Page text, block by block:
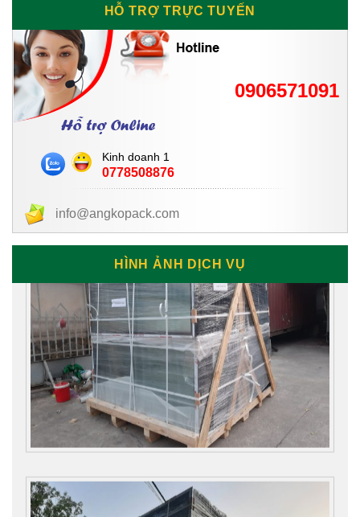
HỖ TRỢ TRỰC TUYẾN
0906571091
Kinh doanh 1
0778508876
info@angkopack.com
HÌNH ẢNH DỊCH VỤ